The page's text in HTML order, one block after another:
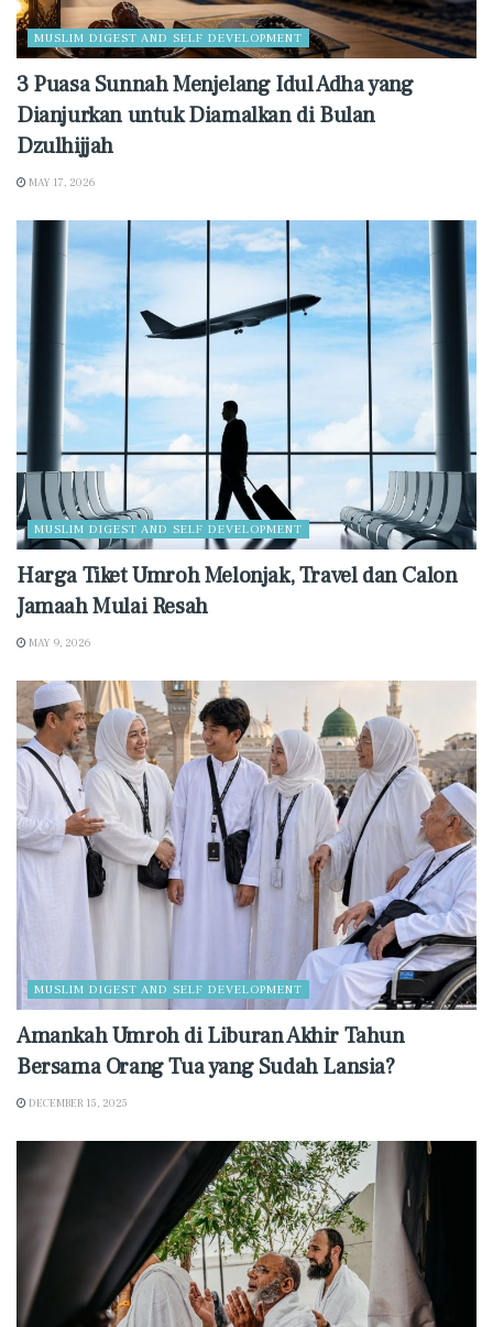
MUSLIM DIGEST AND SELF DEVELOPMENT
3 Puasa Sunnah Menjelang Idul Adha yang
Dianjurkan untuk Diamalkan di Bulan
Dzulhijjah
MAY 17, 2026
MUSLIM DIGEST AND SELF DEVELOPMENT
Harga Tiket Umroh Melonjak, Travel dan Calon
Jamaah Mulai Resah
MAY 9, 2026
MUSLIM DIGEST AND SELF DEVELOPMENT
Amankah Umroh di Liburan Akhir Tahun
Bersama Orang Tua yang Sudah Lansia?
DECEMBER 15, 2025